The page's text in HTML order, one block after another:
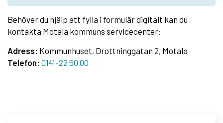
Behöver du hjälp att fylla i formulär digitalt kan du
kontakta Motala kommuns servicecenter:
Adress: Kommunhuset, Drottninggatan 2, Motala
Telefon: 0141-22 50 00